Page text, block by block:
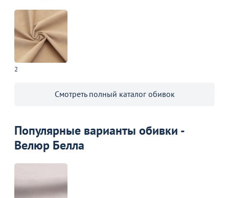
2
Смотреть полный каталог обивок
Популярные варианты обивки -
Велюр Белла